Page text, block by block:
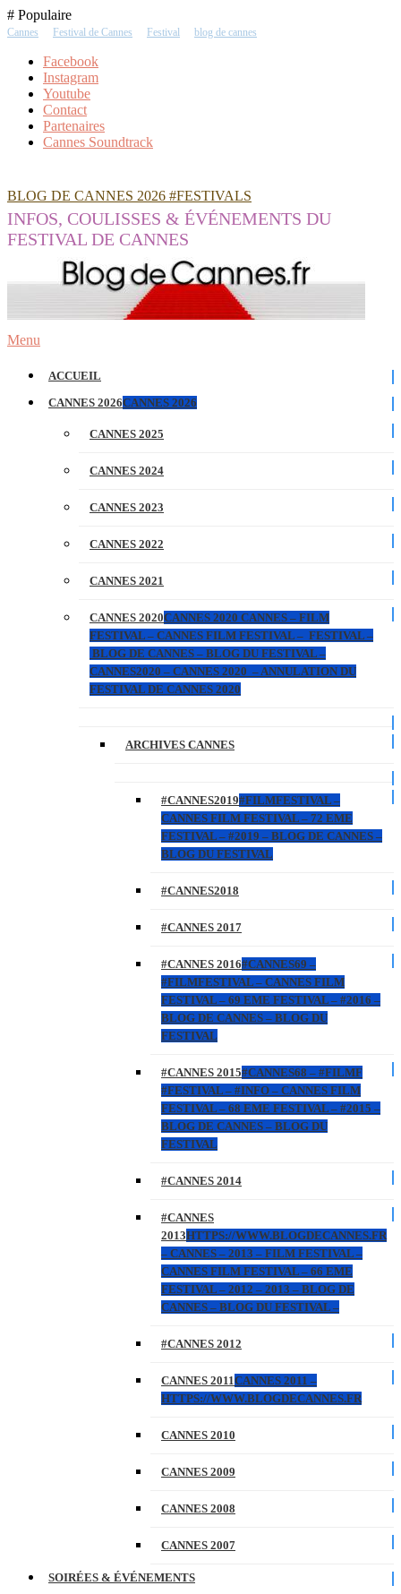
Skip
To
# Populaire
Cannes Festival de Cannes Festival blog de cannes
Facebook
Instagram
Youtube
Contact
Partenaires
Cannes Soundtrack
BLOG DE CANNES 2026 #FESTIVALS
INFOS, COULISSES & ÉVÉNEMENTS DU
FESTIVAL DE CANNES
Menu
ACCUEIL
CANNES 2026CANNES 2026
CANNES 2025
CANNES 2024
CANNES 2023
CANNES 2022
CANNES 2021
CANNES 2020CANNES 2020 CANNES – FILM
FESTIVAL – CANNES FILM FESTIVAL – FESTIVAL –
BLOG DE CANNES – BLOG DU FESTIVAL –
CANNES2020 – CANNES 2020 – ANNULATION DU
FESTIVAL DE CANNES 2020
ARCHIVES CANNES
#CANNES2019#FILMFESTIVAL –
CANNES FILM FESTIVAL – 72 EME
FESTIVAL – #2019 – BLOG DE CANNES –
BLOG DU FESTIVAL
#CANNES2018
#CANNES 2017
#CANNES 2016#CANNES69 –
#FILMFESTIVAL – CANNES FILM
FESTIVAL – 69 EME FESTIVAL – #2016 –
BLOG DE CANNES – BLOG DU
FESTIVAL
#CANNES 2015#CANNES68 – #FILMF
#FESTIVAL – #INFO – CANNES FILM
FESTIVAL – 68 EME FESTIVAL – #2015 –
BLOG DE CANNES – BLOG DU
FESTIVAL
#CANNES 2014
#CANNES
2013HTTPS://WWW.BLOGDECANNES.FR
– CANNES – 2013 – FILM FESTIVAL –
CANNES FILM FESTIVAL – 66 EME
FESTIVAL – 2012 – 2013 – BLOG DE
CANNES – BLOG DU FESTIVAL –
#CANNES 2012
CANNES 2011CANNES 2011 –
HTTPS://WWW.BLOGDECANNES.FR
CANNES 2010
CANNES 2009
CANNES 2008
CANNES 2007
SOIRÉES & ÉVÉNEMENTS